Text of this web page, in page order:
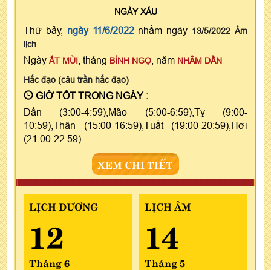
NGÀYXẤU
Thứ bảy, ngày 11/6/2022nhằm ngày 13/5/2022 Âm
lịch
Ngày ẤT MÙI , tháng BÍNH NGỌ , năm NHÂM DẦN
Hắc đạo (câu trần hắc đạo)
GIỜ TỐT TRONG NGÀY :
Dần (3:00-4:59),Mão (5:00-6:59),Tỵ (9:00-
10:59),Thân (15:00-16:59),Tuất (19:00-20:59),Hợi
(21:00-22:59)
XEM CHI TIẾT
LỊCH DƯƠNG
12
Tháng 6
LỊCH ÂM
14
Tháng 5